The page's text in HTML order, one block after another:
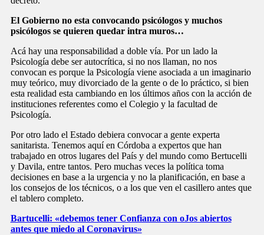
El Gobierno no esta convocando psicólogos y muchos
psicólogos se quieren quedar intra muros…
Acá hay una responsabilidad a doble vía. Por un lado la
Psicología debe ser autocrítica, si no nos llaman, no nos
convocan es porque la Psicología viene asociada a un imaginario
muy teórico, muy divorciado de la gente o de lo práctico, si bien
esta realidad esta cambiando en los últimos años con la acción de
instituciones referentes como el Colegio y la facultad de
Psicología.
Por otro lado el Estado debiera convocar a gente experta
sanitarista. Tenemos aquí en Córdoba a expertos que han
trabajado en otros lugares del País y del mundo como Bertucelli
y Davila, entre tantos. Pero muchas veces la política toma
decisiones en base a la urgencia y no la planificación, en base a
los consejos de los técnicos, o a los que ven el casillero antes que
el tablero completo.
Bartucelli: «debemos tener Confianza con oJos abiertos
antes que miedo al Coronavirus»